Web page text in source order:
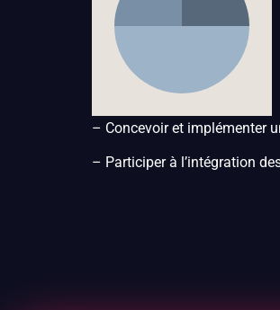
– Concevoir et implémenter
– Participer à l’intégration